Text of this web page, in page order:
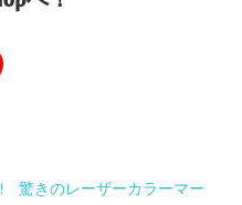
驚きのレーザーカラーマー